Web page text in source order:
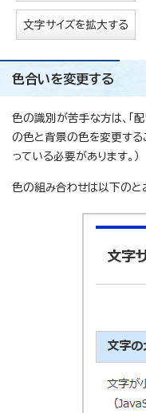
文字サイズを拡大する
色合いを変更する
色の識別が苦手な方は、「
の色と背景の色を変更す
っている必要があります。）
色の組み合わせは以下のと